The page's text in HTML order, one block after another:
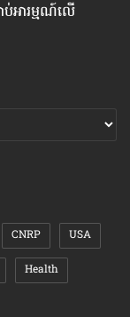
អារម្មណ៍​លើ​
CNRP USA
Health